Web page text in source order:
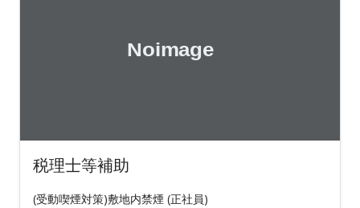
税理士等補助
(受動喫煙対策)敷地内禁煙 (正社員)